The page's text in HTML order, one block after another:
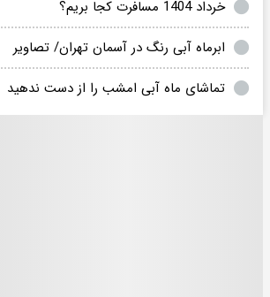
خرداد 1404 مسافرت کجا بریم؟
ابرماه آبی رنگ در آسمان تهران/ تصاویر
تماشای ماه آبی امشب را از دست ندهید